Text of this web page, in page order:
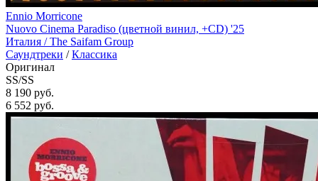
Ennio Morricone
Nuovo Cinema Paradiso (цветной винил, +CD) '25
Италия /The Saifam Group
Саундтреки /Классика
Оригинал
SS/SS
8 190 руб.
6 552 руб.